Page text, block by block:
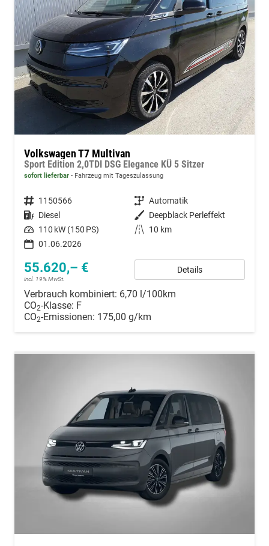
Volkswagen T7 Multivan
Sport Edition 2,0TDI DSG Elegance KÜ 5 Sitzer
sofort lieferbar Fahrzeug mit Tageszulassung
Fahrzeugnummer 1150566 Getriebe Automatik
Kraftstoff Diesel Außenfarbe Deepblack Perleffekt
Leistung 110 kW (150 PS) Kilometerstand
10 km
01.06.2026
55.620,– €
incl. 19% MwSt.
Details
Verbrauch kombiniert: 6,70 l/100km
CO2-Klasse: F
CO2-Emissionen: 175,00 g/km